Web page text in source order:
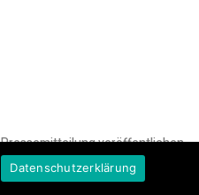
Pressemitteilung veröffentlichen
Datenschutzerklärung